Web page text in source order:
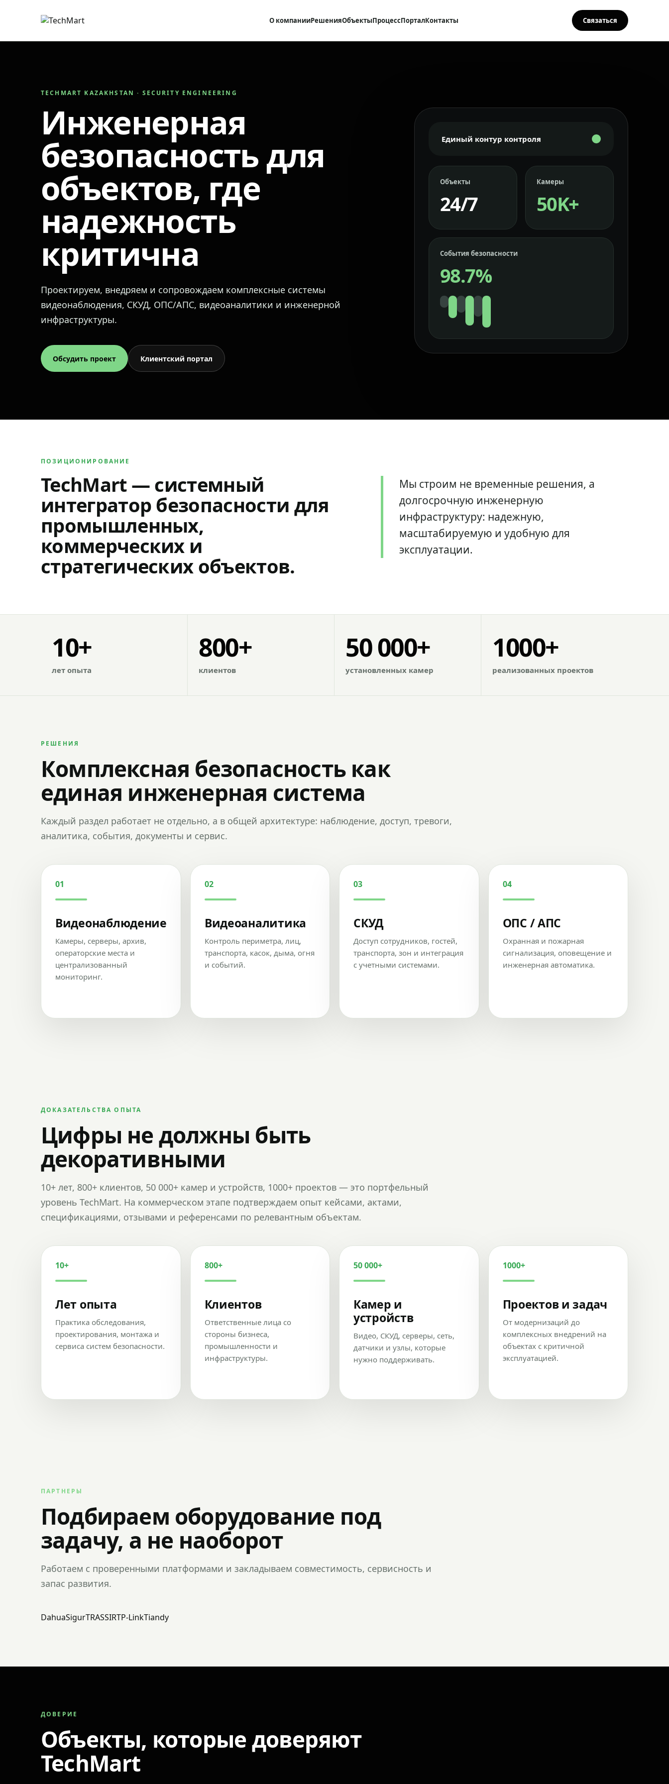
О компанииРешенияОбъектыПроцессПорталКонтакты Связаться
TECHMART KAZAKHSTAN · SECURITY ENGINEERING
Инженерная
безопасность для
объектов, где
надежность
критична
Проектируем, внедряем и сопровождаем комплексные системы
видеонаблюдения, СКУД, ОПС/АПС, видеоаналитики и инженерной
инфраструктуры.
Обсудить проект Клиентский портал
Единый контур контроля
Объекты
24/7
Камеры
50K+
События безопасности
98.7%
ПОЗИЦИОНИРОВАНИЕ
TechMart — системный
интегратор безопасности для
промышленных,
коммерческих и
стратегических объектов.
Мы строим не временные решения, а
долгосрочную инженерную
инфраструктуру: надежную,
масштабируемую и удобную для
эксплуатации.
10+
лет опыта
800+
клиентов
50 000+
установленных камер
1000+
реализованных проектов
РЕШЕНИЯ
Комплексная безопасность как
единая инженерная система
Каждый раздел работает не отдельно, а в общей архитектуре: наблюдение, доступ, тревоги,
аналитика, события, документы и сервис.
01
Видеонаблюдение
Камеры, серверы, архив,
операторские места и
централизованный
мониторинг.
02
Видеоаналитика
Контроль периметра, лиц,
транспорта, касок, дыма, огня
и событий.
03
СКУД
Доступ сотрудников, гостей,
транспорта, зон и интеграция
с учетными системами.
04
ОПС / АПС
Охранная и пожарная
сигнализация, оповещение и
инженерная автоматика.
ДОКАЗАТЕЛЬСТВА ОПЫТА
Цифры не должны быть
декоративными
10+ лет, 800+ клиентов, 50 000+ камер и устройств, 1000+ проектов — это портфельный
уровень TechMart. На коммерческом этапе подтверждаем опыт кейсами, актами,
спецификациями, отзывами и референсами по релевантным объектам.
10+
Лет опыта
Практика обследования,
проектирования, монтажа и
сервиса систем безопасности.
800+
Клиентов
Ответственные лица со
стороны бизнеса,
промышленности и
инфраструктуры.
50 000+
Камер и
устройств
Видео, СКУД, серверы, сеть,
датчики и узлы, которые
нужно поддерживать.
1000+
Проектов и задач
От модернизаций до
комплексных внедрений на
объектах с критичной
эксплуатацией.
ПАРТНЕРЫ
Подбираем оборудование под
задачу, а не наоборот
Работаем с проверенными платформами и закладываем совместимость, сервисность и
запас развития.
DahuaSigurTRASSIRTP-LinkTiandy
ДОВЕРИЕ
Объекты, которые доверяют
TechMart